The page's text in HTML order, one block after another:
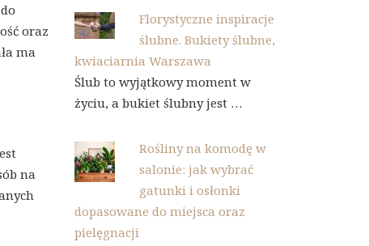
oraz
ma
na
Florystyczne inspiracje
ślubne. Bukiety ślubne,
kwiaciarnia Warszawa
Ślub to wyjątkowy moment w
życiu, a bukiet ślubny jest …
Rośliny na komodę w
salonie: jak wybrać
gatunki i osłonki
dopasowane do miejsca oraz
pielęgnacji